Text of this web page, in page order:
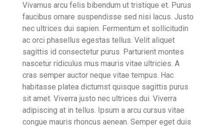
Vivamus arcu felis bibendum ut tristique et. Purus
faucibus ornare suspendisse sed nisi lacus. Justo
nec ultrices dui sapien. Fermentum et sollicitudin
ac orci phasellus egestas tellus. Velit aliquet
sagittis id consectetur purus. Parturient montes
nascetur ridiculus mus mauris vitae ultricies. A
cras semper auctor neque vitae tempus. Hac
habitasse platea dictumst quisque sagittis purus
sit amet. Viverra justo nec ultrices dui. Viverra
adipiscing at in tellus. Ipsum a arcu cursus vitae
congue mauris rhoncus aenean. Semper eget duis